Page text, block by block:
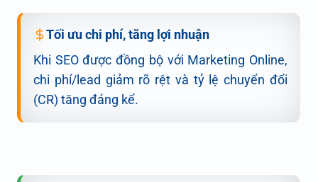
Tối ưu chi phí, tăng lợi nhuận
Khi SEO được đồng bộ với Marketing Online,
chi phí/lead giảm rõ rệt và tỷ lệ chuyển đổi
(CR) tăng đáng kể.